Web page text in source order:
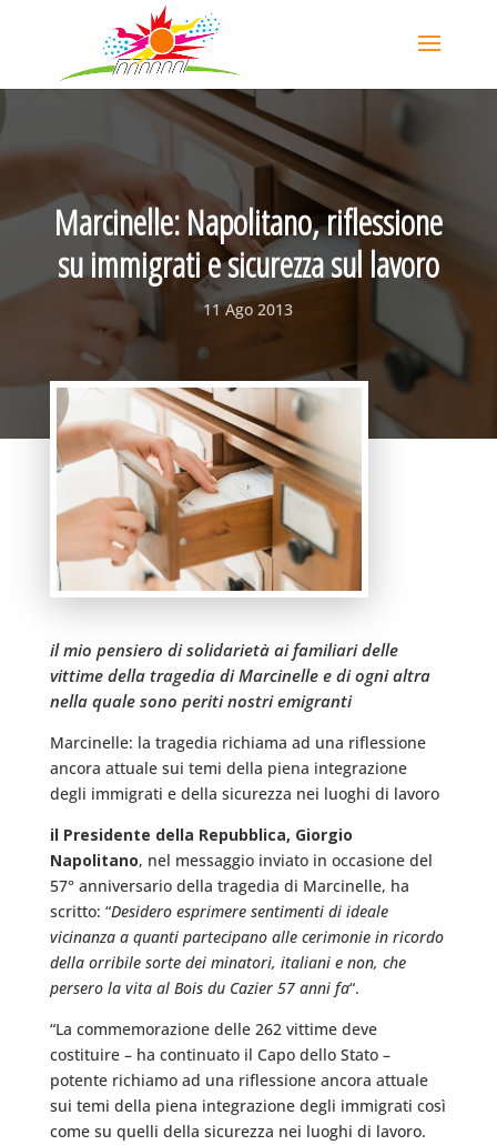
Marcinelle: Napolitano, riflessione
su immigrati e sicurezza sul lavoro
11 Ago 2013
il mio pensiero di solidarietà ai familiari delle
vittime della tragedia di Marcinelle e di ogni altra
nella quale sono periti nostri emigranti
Marcinelle: la tragedia richiama ad una riflessione
ancora attuale sui temi della piena integrazione
degli immigrati e della sicurezza nei luoghi di lavoro
il Presidente della Repubblica, Giorgio
Napolitano, nel messaggio inviato in occasione del
57° anniversario della tragedia di Marcinelle, ha
scritto: “Desidero esprimere sentimenti di ideale
vicinanza a quanti partecipano alle cerimonie in ricordo
della orribile sorte dei minatori, italiani e non, che
persero la vita al Bois du Cazier 57 anni fa“.
“La commemorazione delle 262 vittime deve
costituire – ha continuato il Capo dello Stato –
potente richiamo ad una riflessione ancora attuale
sui temi della piena integrazione degli immigrati così
come su quelli della sicurezza nei luoghi di lavoro.